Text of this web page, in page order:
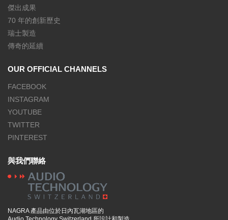
歷年產品
THE WORLD OF NAGRA
傑出成果
瑞士製造
傳奇的延續
FACEBOOK
INSTAGRAM
TWITTER
PINTEREST
與我們聯絡